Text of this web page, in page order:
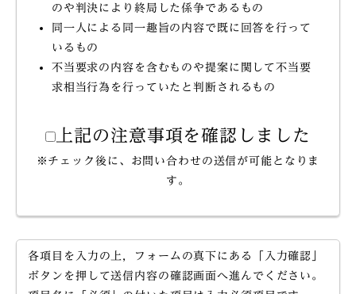
のや判決により終局した係争であるもの
同一人による同一趣旨の内容で既に回答を行って
いるもの
不当要求の内容を含むものや提案に関して不当要
求相当行為を行っていたと判断されるもの
上記の注意事項を確認しました
※チェック後に、お問い合わせの送信が可能となりま
す。
各項目を入力の上，フォームの真下にある「入力確認」
ボタンを押して送信内容の確認画面へ進んでください。